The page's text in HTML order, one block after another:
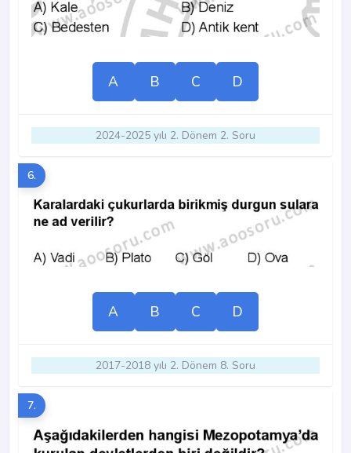
A B C D
2024-2025 yılı 2. Dönem 2. Soru
6.
A B C D
2017-2018 yılı 2. Dönem 8. Soru
7.